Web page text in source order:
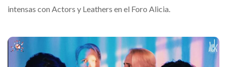
intensas con Actors y Leathers en el Foro Alicia.